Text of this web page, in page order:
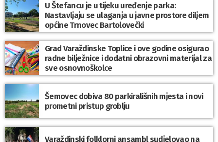
U Štefancu je u tijeku uređenje parka:
Nastavljaju se ulaganja u javne prostore diljem
općine Trnovec Bartolovečki
Grad Varaždinske Toplice i ove godine osigurao
radne bilježnice i dodatni obrazovni materijal za
sve osnovnoškolce
Šemovec dobiva 80 parkirališnih mjesta i novi
prometni pristup groblju
Varaždinski folklorni ansambl sudjelovao na